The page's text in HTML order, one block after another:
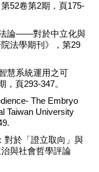
52卷第2期，頁175-
論——對於中立化與
法學期刊》，第29
慧系統運用之可
頁293-347。
The Embryo
Taiwan University
對於「證立取向」與
與社會哲學評論